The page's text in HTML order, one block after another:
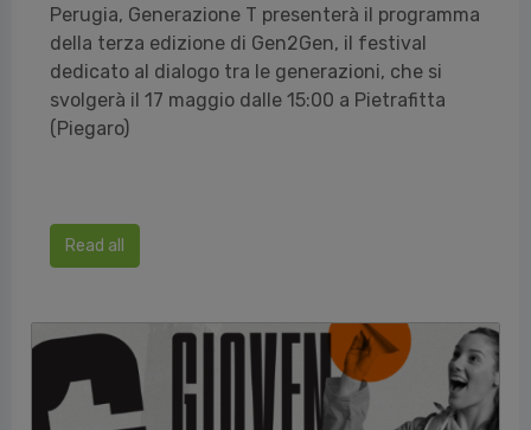
Perugia, Generazione T presenterà il programma
della terza edizione di Gen2Gen, il festival
dedicato al dialogo tra le generazioni, che si
svolgerà il 17 maggio dalle 15:00 a Pietrafitta
(Piegaro)
Read all